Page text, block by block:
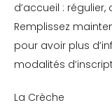
d’accueil :
Remplissez
pour avoir plus
modalités
La Crèche